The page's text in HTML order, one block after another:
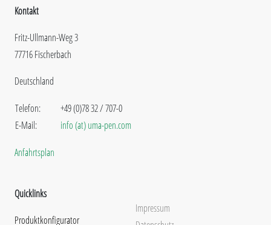
Kontakt
Fritz-Ullmann-Weg 3
77716 Fischerbach
Deutschland
Telefon:
E-Mail:
+49 (0)78 32 / 707-0
info (at) uma-pen.com
Anfahrtsplan
Quicklinks
Produktkonfigurator
Impressum